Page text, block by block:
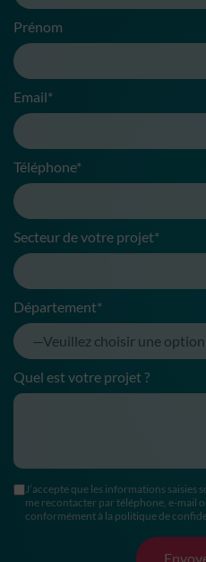
Prénom
Email*
Téléphone*
Secteur de votre projet*
Département*
Quel est votre projet ?
J’accepte que les informations
me recontacter par téléphone, e-mail
conformément à la politique de